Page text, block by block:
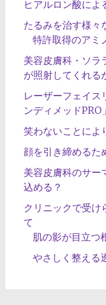
ヒアルロン酸によ
たるみを治す様々
特許取得のアミ
美容皮膚科・ソラ
が照射してくれる
レーザーフェイス
ンディメッドPRO
笑わないことによ
顔を引き締めるた
美容皮膚科のサー
込める？
クリニックで受け
て
肌の影が目立つ
やさしく整える